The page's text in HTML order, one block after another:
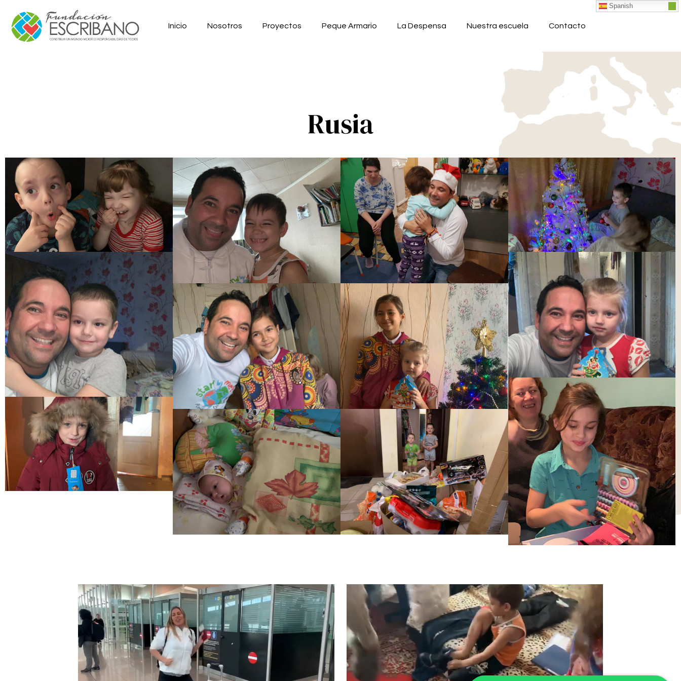
Inicio Nosotros Proyectos Peque Armario La Despensa Nuestra escuela Contacto
Spanish
Rusia